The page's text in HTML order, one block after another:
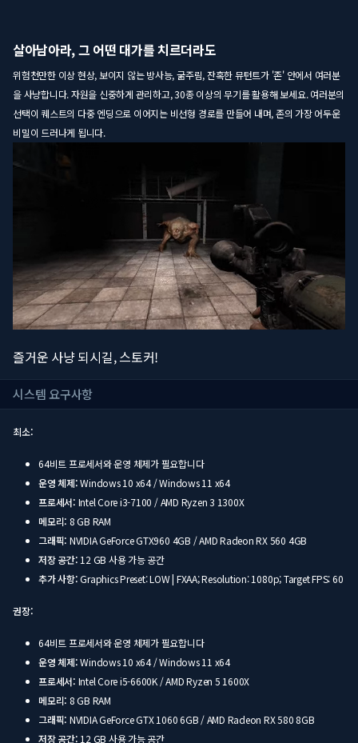
살아남아라, 그 어떤 대가를 치르더라도
위험천만한 이상 현상, 보이지 않는 방사능, 굶주림, 잔혹한 뮤턴트가 '존' 안에서 여러분
을 사냥합니다. 자원을 신중하게 관리하고, 30종 이상의 무기를 활용해 보세요. 여러분의
선택이 퀘스트의 다중 엔딩으로 이어지는 비선형 경로를 만들어 내며, 존의 가장 어두운
비밀이 드러나게 됩니다.
즐거운 사냥 되시길, 스토커!
시스템 요구사항
최소:
64비트 프로세서와 운영 체제가 필요합니다
운영 체제:Windows 10 x64 / Windows 11 x64
프로세서: Intel Core i3-7100 / AMD Ryzen 3 1300X
메모리: 8 GB RAM
그래픽: NVIDIA GeForce GTX960 4GB / AMD Radeon RX 560 4GB
저장 공간: 12 GB 사용 가능 공간
추가 사항:Graphics Preset: LOW | FXAA; Resolution: 1080p; Target FPS: 60
권장:
64비트 프로세서와 운영 체제가 필요합니다
운영 체제:Windows 10 x64 / Windows 11 x64
프로세서: Intel Core i5-6600K / AMD Ryzen 5 1600X
메모리: 8 GB RAM
그래픽: NVIDIA GeForce GTX 1060 6GB / AMD Radeon RX 580 8GB
저장 공간: 12 GB 사용 가능 공간